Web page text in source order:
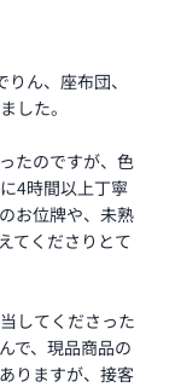
ん、座布団、
した。
たのですが、色
4時間以上丁寧
お位牌や、未熟
てくださりとて
してくださった
で、現品商品の
りますが、接客